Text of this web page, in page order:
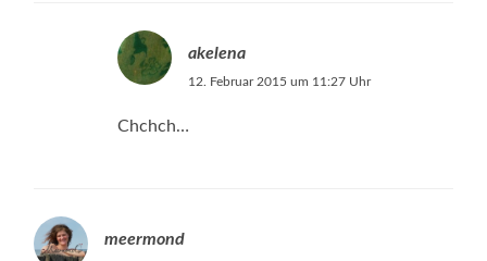
akelena
12. Februar 2015 um 11:27 Uhr
Chchch…
meermond